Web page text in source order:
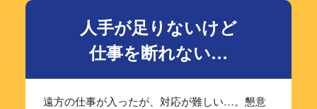
人手が足りないけど
仕事を断れない…
遠方の仕事が入ったが、対応が難しい…。懇意